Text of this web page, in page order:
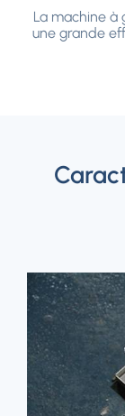
La machine
une grande